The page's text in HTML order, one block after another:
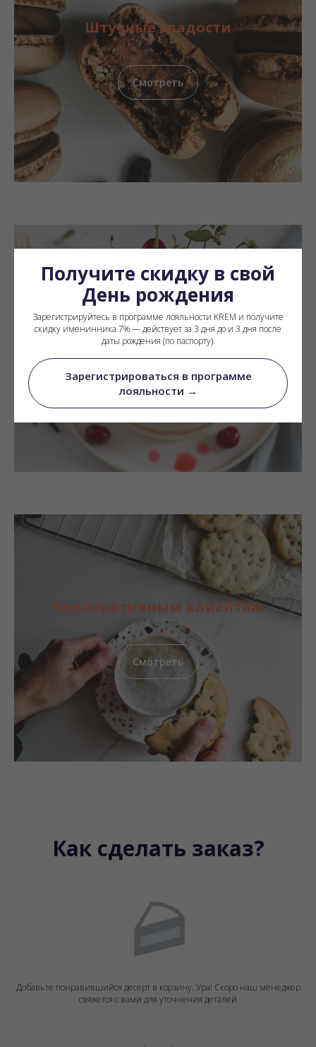
Получите скидку в свой
День рождения
Зарегистрируйтесь в программе лояльности KREM и получите
скидку именинника 7% — действует за 3 дня до и 3 дня после
даты рождения (по паспорту).
Зарегистрироваться в программе
лояльности →
Штучные сладости
Смотреть
Торты на заказ
Смотреть
Корпоративным клиентам
Смотреть
Как сделать заказ?
Добавьте понравившийся десерт в корзину. Ура! Скоро наш менеджер
свяжется с вами для уточнения деталей